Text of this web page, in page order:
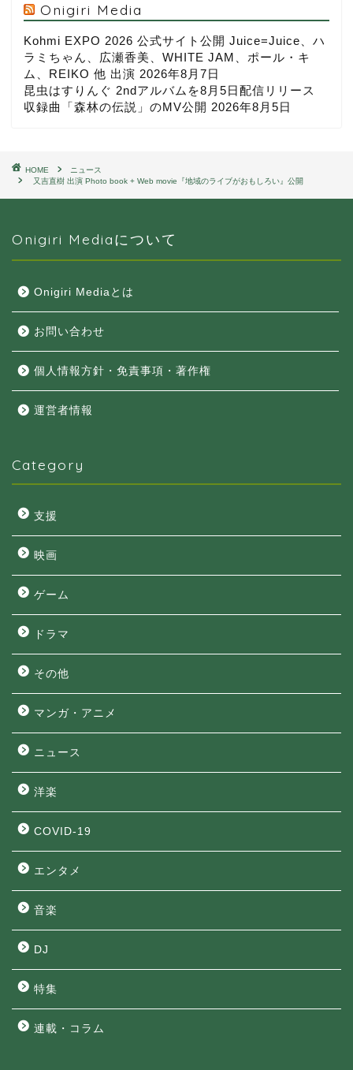
Onigiri Media
Kohmi EXPO 2026 公式サイト公開 Juice=Juice、ハ
ラミちゃん、広瀬香美、WHITE JAM、ポール・キ
ム、REIKO 他 出演 2026年8月7日
昆虫はすりんぐ 2ndアルバムを8月5日配信リリース
収録曲「森林の伝説」のMV公開 2026年8月5日
HOME
ニュース
又吉直樹 出演 Photo book + Web movie『地域のライブがおもしろい』公開
Onigiri Mediaについて
Onigiri Mediaとは
お問い合わせ
個人情報方針・免責事項・著作権
運営者情報
Category
支援
映画
ゲーム
ドラマ
その他
マンガ・アニメ
ニュース
洋楽
COVID-19
エンタメ
音楽
DJ
特集
連載・コラム